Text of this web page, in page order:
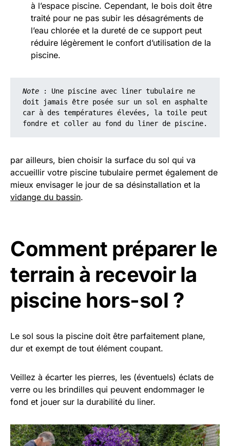
à l’espace piscine. Cependant, le bois doit être
traité pour ne pas subir les désagréments de
l’eau chlorée et la dureté de ce support peut
réduire légèrement le confort d’utilisation de la
piscine.
Note : Une piscine avec liner tubulaire ne
doit jamais être posée sur un sol en asphalte
car à des températures élevées, la toile peut
fondre et coller au fond du liner de piscine.
par ailleurs, bien choisir la surface du sol qui va
accueillir votre piscine tubulaire permet également de
mieux envisager le jour de sa désinstallation et la
vidange du bassin.
Comment préparer le
terrain à recevoir la
piscine hors-sol ?
Le sol sous la piscine doit être parfaitement plane,
dur et exempt de tout élément coupant.
Veillez à écarter les pierres, les (éventuels) éclats de
verre ou les brindilles qui peuvent endommager le
fond et jouer sur la durabilité du liner.